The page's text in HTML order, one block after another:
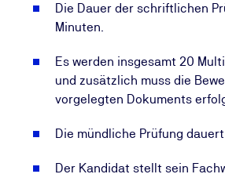
Personenzertifizierungsstelle
Die Dauer der schriftlichen
Minuten.
Es werden insgesamt 20
und zusätzlich muss die
vorgelegten Dokuments
Die mündliche Prüfung
Der Kandidat stellt sein